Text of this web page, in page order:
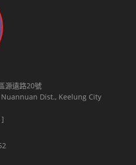
源遠路20號
Dist., Keelung City
]